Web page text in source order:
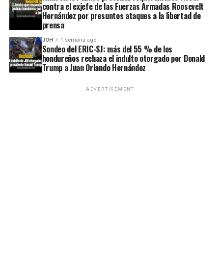
contra el exjefe de las Fuerzas Armadas Roosevelt
Hernández por presuntos ataques a la libertad de
prensa
JOH 1 semana ago
Sondeo del ERIC-SJ: más del 55 % de los
hondureños rechaza el indulto otorgado por Donald
Trump a Juan Orlando Hernández
ADVERTISEMENT